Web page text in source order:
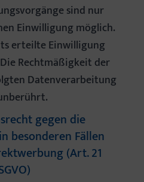
sind nur
Einwilligung möglich.
erteilte Einwilligung
Rechtmäßigkeit der
Datenverarbeitung
gegen die
besonderen Fällen
(Art. 21